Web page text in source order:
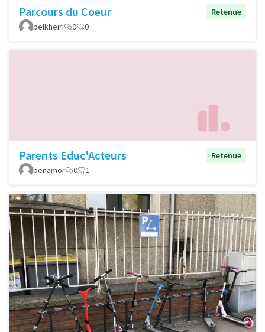
Parcours du Coeur
Retenue
belkheiri
0 0
Parents Educ'Acteurs
Retenue
benamor
0 1